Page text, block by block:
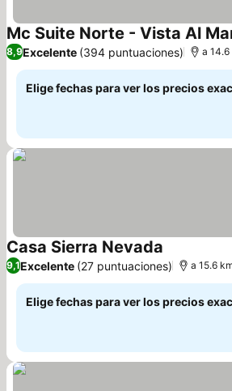
Mc Suite Norte - Vista Al
8,9Excelente (394 puntuaciones) a
Elige fechas para ver los precios
Casa Sierra Nevada
9,1Excelente (27 puntuaciones) a 15.6
Elige fechas para ver los precios